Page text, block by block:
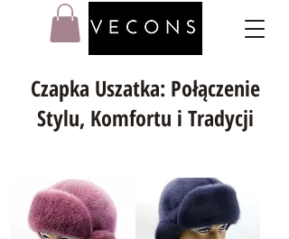
Czapka Uszatka: Połączenie
Stylu, Komfortu i Tradycji